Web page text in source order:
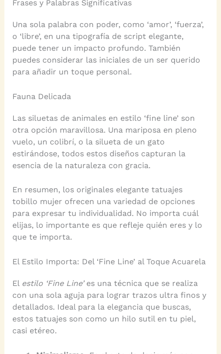
Frases y Palabras Significativas
Una sola palabra con poder, como ‘amor’, ‘fuerza’,
o ‘libre’, en una tipografía de script elegante,
puede tener un impacto profundo. También
puedes considerar las iniciales de un ser querido
para añadir un toque personal.
Fauna Delicada
Las siluetas de animales en estilo ‘fine line’ son
otra opción maravillosa. Una mariposa en pleno
vuelo, un colibrí, o la silueta de un gato
estirándose, todos estos diseños capturan la
esencia de la naturaleza con gracia.
En resumen, los originales elegante tatuajes
tobillo mujer ofrecen una variedad de opciones
para expresar tu individualidad. No importa cuál
elijas, lo importante es que refleje quién eres y lo
que te importa.
El Estilo Importa: Del ‘Fine Line’ al Toque Acuarela
El estilo ‘Fine Line’es una técnica que se realiza
con una sola aguja para lograr trazos ultra finos y
detallados. Ideal para la elegancia que buscas,
estos tatuajes son como un hilo sutil en tu piel,
casi etéreo.